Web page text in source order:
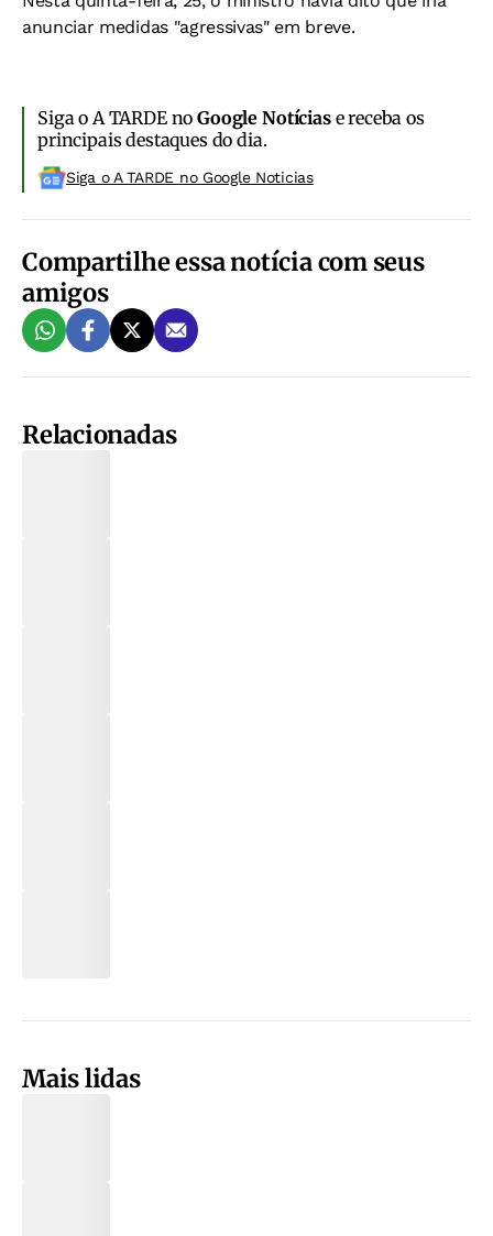
anunciar medidas "agressivas" em breve.
Siga o A TARDE noGoogle Notíciase receba os
principais destaques do dia.
Siga o A TARDE no Google Noticias
Compartilhe essa notícia com seus
amigos
Relacionadas
Mais lidas